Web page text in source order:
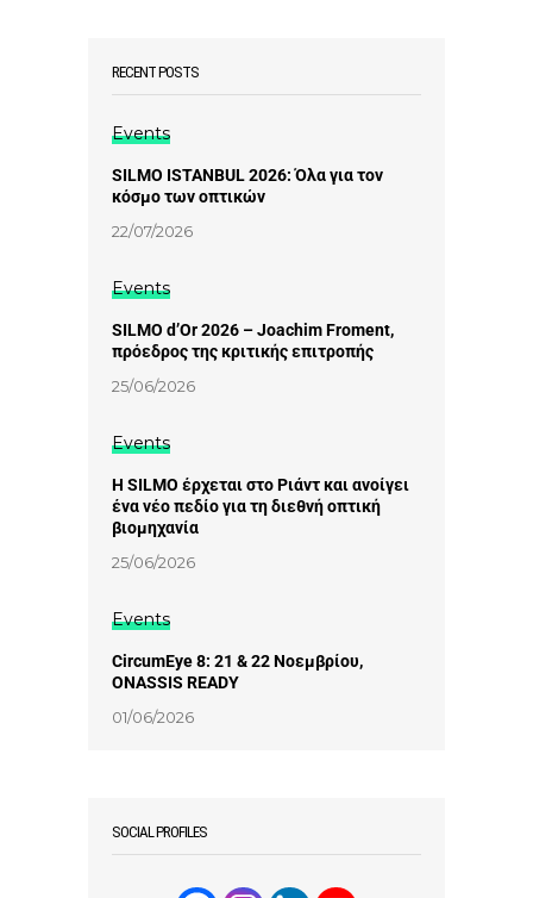
RECENT POSTS
Events
SILMO ISTANBUL 2026: Όλα για τον
κόσμο των οπτικών
22/07/2026
Events
SILMO d’Or 2026 – Joachim Froment,
πρόεδρος της κριτικής επιτροπής
25/06/2026
Events
Η SILMO έρχεται στο Ριάντ και ανοίγει
ένα νέο πεδίο για τη διεθνή οπτική
βιομηχανία
25/06/2026
Events
CircumEye 8: 21 & 22 Νοεμβρίου,
ONASSIS READY
01/06/2026
SOCIAL PROFILES